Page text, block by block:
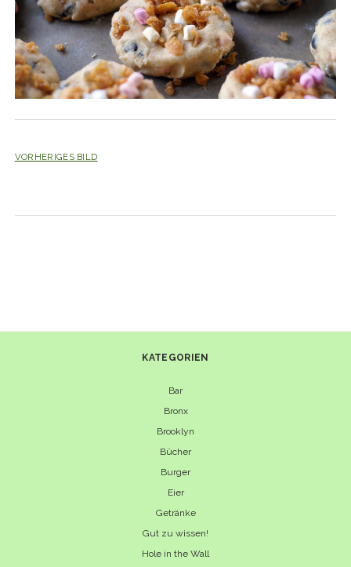
VORHERIGES BILD
KATEGORIEN
Bar
Bronx
Brooklyn
Bücher
Burger
Eier
Getränke
Gut zu wissen!
Hole in the Wall